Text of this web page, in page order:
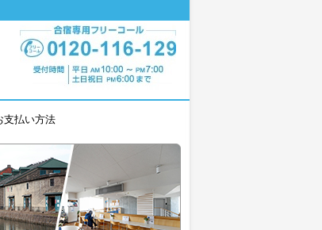
支払い方法